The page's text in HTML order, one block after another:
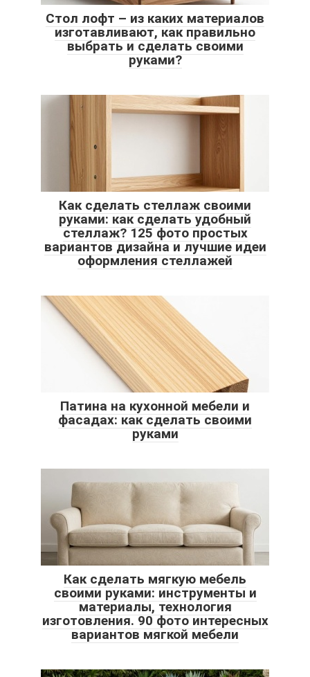
Стол лофт – из каких материалов
изготавливают, как правильно
выбрать и сделать своими
руками?
Как сделать стеллаж своими
руками: как сделать удобный
стеллаж? 125 фото простых
вариантов дизайна и лучшие идеи
оформления стеллажей
Патина на кухонной мебели и
фасадах: как сделать своими
руками
Как сделать мягкую мебель
своими руками: инструменты и
материалы, технология
изготовления. 90 фото интересных
вариантов мягкой мебели